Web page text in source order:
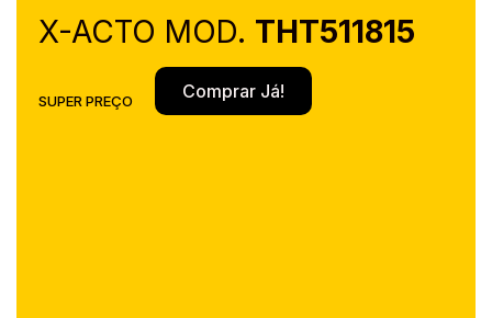
X-ACTO MOD. THT511815
SUPER PREÇO Comprar Já!